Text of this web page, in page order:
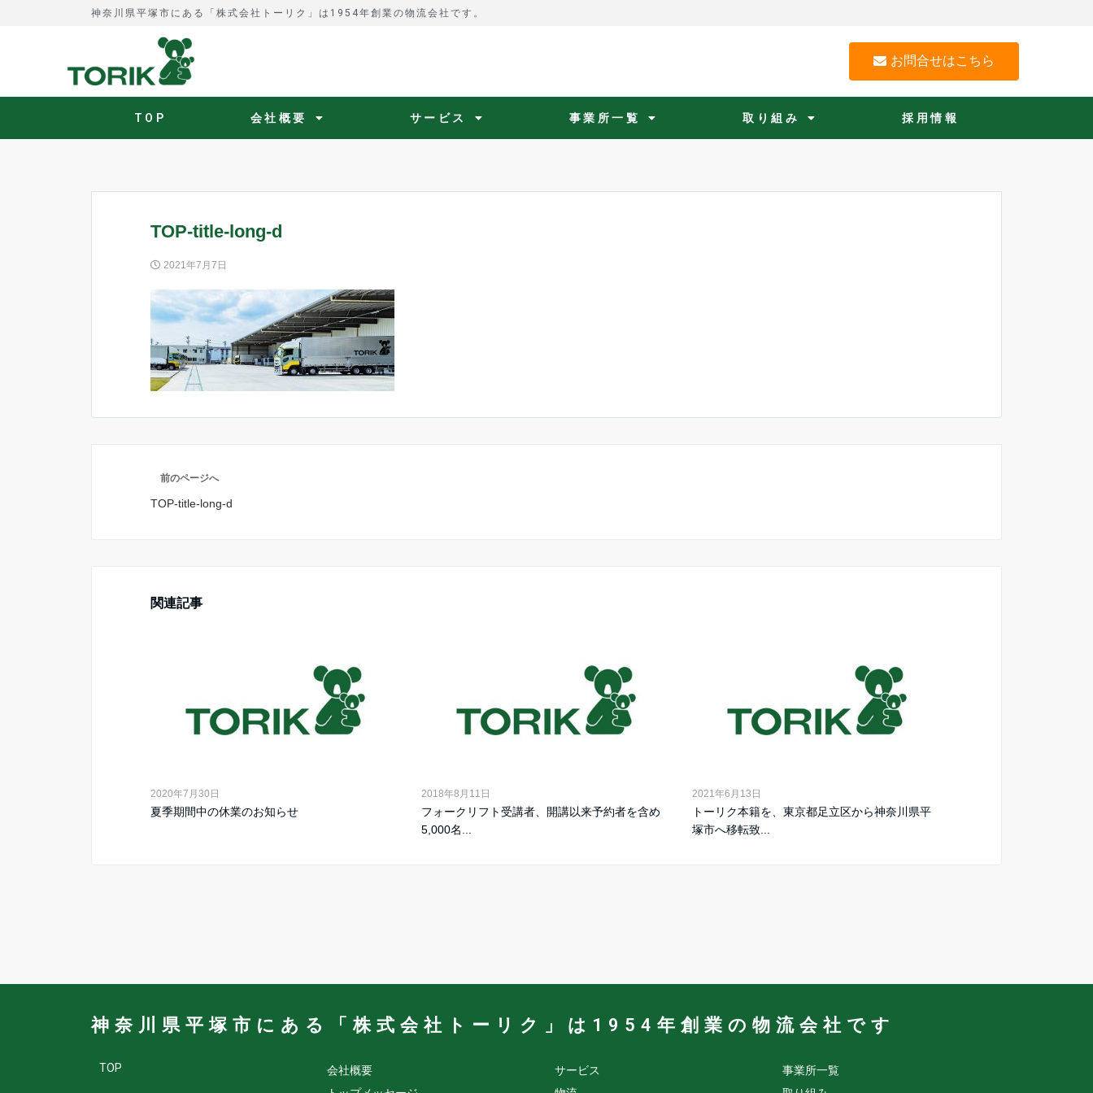
神奈川県平塚市にある「株式会社トーリク」は1954年創業の物流会社です。
お問合せはこちら
TOP 会社概要 サービス 事業所一覧 取り組み 採用情報
TOP-title-long-d
2021年7月7日
前のページへ
TOP-title-long-d
関連記事
2020年7月30日
夏季期間中の休業のお知らせ
2018年8月11日
フォークリフト受講者、開講以来予約者を含め
5,000名...
2021年6月13日
トーリク本籍を、東京都足立区から神奈川県平
塚市へ移転致...
神奈川県平塚市にある「株式会社トーリク」は1954年創業の物流会社です
TOP
会社概要
サービス
事業所一覧